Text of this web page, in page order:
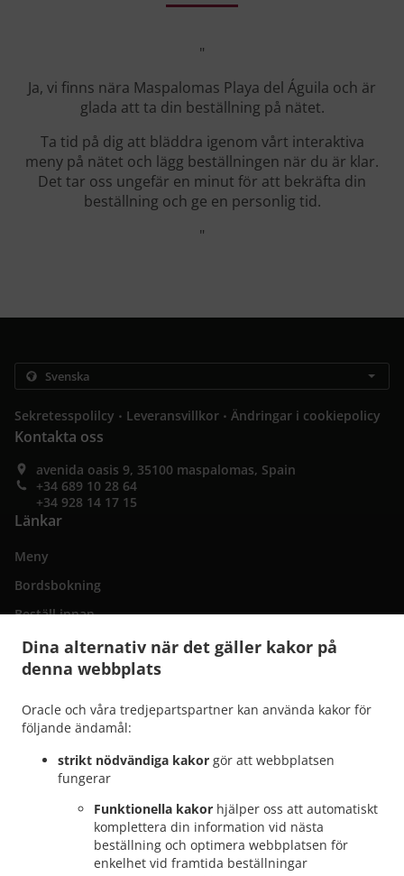
Dina alternativ när det gäller kakor på
denna webbplats
Oracle och våra tredjepartspartner kan använda kakor för
följande ändamål:
strikt nödvändiga kakor gör att webbplatsen
fungerar
Funktionella kakor hjälper oss att automatiskt
komplettera din information vid nästa
beställning och optimera webbplatsen för
enkelhet vid framtida beställningar
"
Ja, vi finns nära Maspalomas Playa del Águila och är
glada att ta din beställning på nätet.
Ta tid på dig att bläddra igenom vårt interaktiva
meny på nätet och lägg beställningen när du är klar.
Det tar oss ungefär en minut för att bekräfta din
beställning och ge en personlig tid.
"
Sekretesspolilcy . Leveransvillkor . Ändringar i cookiepolicy
Kontakta oss
avenida oasis 9, 35100 maspalomas, Spain
+34 689 10 28 64
+34 928 14 17 15
Länkar
Meny
Bordsbokning
Beställ innan
Kontakta oss
Italiensk matleverans San Bartolomé de Tirajana . Italiensk matleverans Maspalomas
Playa del Inglés
. Italiensk matleverans Maspalomas San Fernando
matleverans Maspalomas Campo Internacional
Italiensk matleverans Maspalomas
Meloneras . Italiensk matleverans Maspalomas San Agustín
Italiensk matleverans Maspalomas Sonnenland . Italiensk matleverans Maspalomas
Italiensk matleverans El Tablero
. Italiensk matleverans Lomo Gordo .
matleverans Montaña la Data
Italiensk matleverans El Salobre